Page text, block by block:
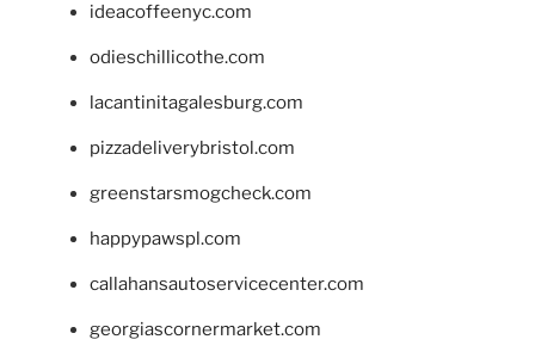
ideacoffeenyc.com
odieschillicothe.com
lacantinitagalesburg.com
pizzadeliverybristol.com
greenstarsmogcheck.com
happypawspl.com
callahansautoservicecenter.com
georgiascornermarket.com